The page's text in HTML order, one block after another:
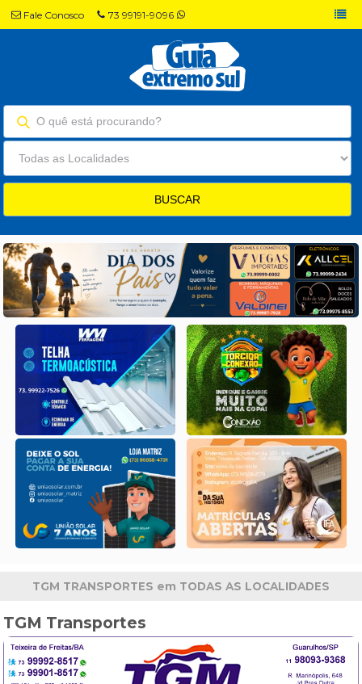
Fale Conosco 73 99191-9096
TGM TRANSPORTES em TODAS AS LOCALIDADES
TGM Transportes